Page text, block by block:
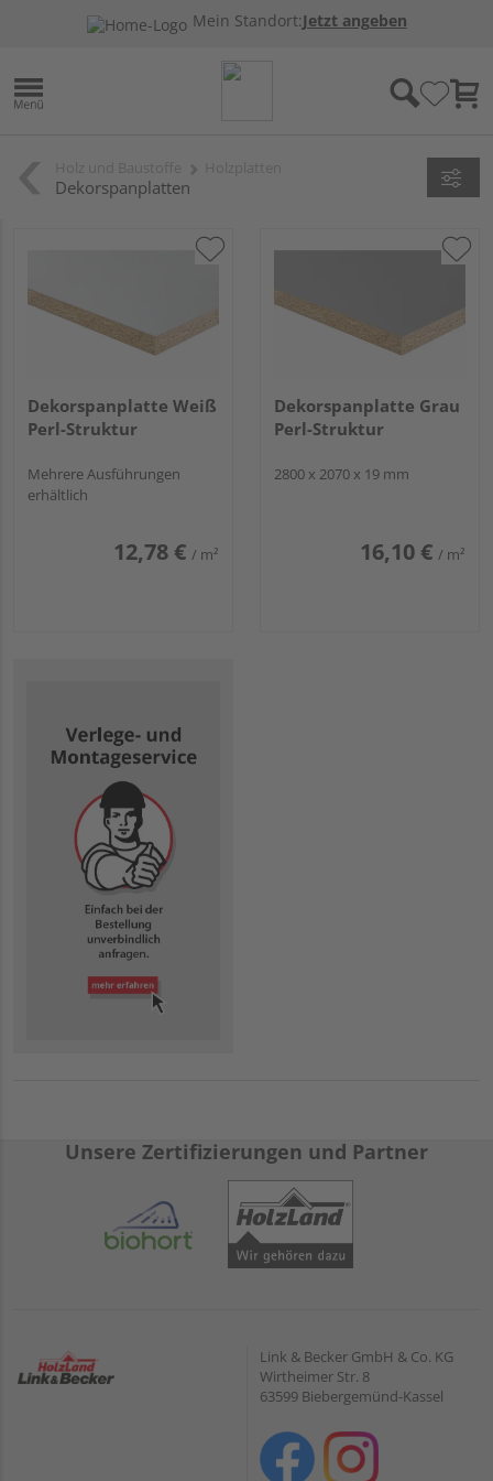
Mein Standort:Jetzt angeben
Dekorspanplatten
Dekorspanplatte Weiß
Perl-Struktur
Mehrere Ausführungen
erhältlich
12,78 € / m²
Dekorspanplatte Grau
Perl-Struktur
2800 x 2070 x 19 mm
16,10 € / m²
Unsere Zertifizierungen und Partner
Link & Becker GmbH & Co. KG
Wirtheimer Str. 8
63599 Biebergemünd-Kassel